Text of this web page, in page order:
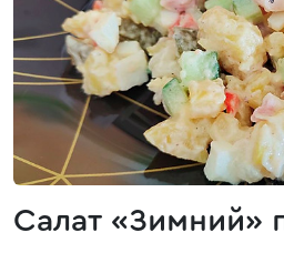
Салат «Зимний»